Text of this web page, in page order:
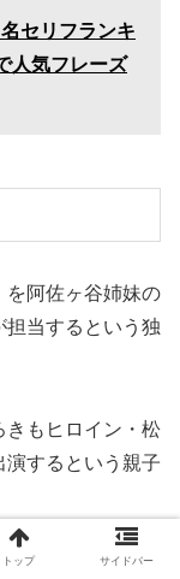
セリフランキ
人気フレーズ
を阿佐ヶ谷姉妹の
当するという独
きもヒロイン・松
演するという親子
トップ サイドバー